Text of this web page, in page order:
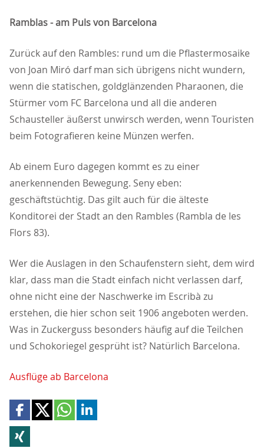
Ramblas - am Puls von Barcelona
Zurück auf den Rambles: rund um die Pflastermosaike
von Joan Miró darf man sich übrigens nicht wundern,
wenn die statischen, goldglänzenden Pharaonen, die
Stürmer vom FC Barcelona und all die anderen
Schausteller äußerst unwirsch werden, wenn Touristen
beim Fotografieren keine Münzen werfen.
Ab einem Euro dagegen kommt es zu einer
anerkennenden Bewegung. Seny eben:
geschäftstüchtig. Das gilt auch für die älteste
Konditorei der Stadt an den Rambles (Rambla de les
Flors 83).
Wer die Auslagen in den Schaufenstern sieht, dem wird
klar, dass man die Stadt einfach nicht verlassen darf,
ohne nicht eine der Naschwerke im Escribà zu
erstehen, die hier schon seit 1906 angeboten werden.
Was in Zuckerguss besonders häufig auf die Teilchen
und Schokoriegel gesprüht ist? Natürlich Barcelona.
Ausflüge ab Barcelona